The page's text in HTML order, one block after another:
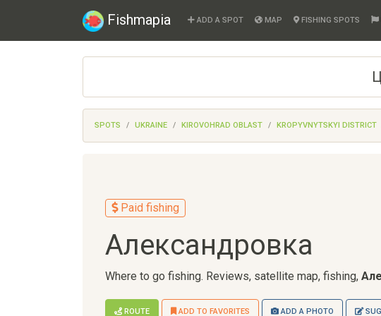
Fishmapia ADD A SPOT MAP FISHING SPOTS
SPOTS UKRAINE KIROVOHRAD OBLAST KROPYVNYTSKYI DISTRICT
Paid fishing
Александровка
Where to go fishing. Reviews, satellite map, fishing,
ROUTE ADD TO FAVORITES ADD A PHOTO